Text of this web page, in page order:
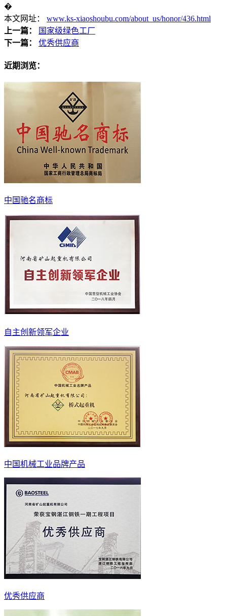
�
本文网址： www.ks-xiaoshoubu.com/about_us/honor/436.html
上一篇：
国家级绿色工厂
下一篇：
优秀供应商
近期浏览：
中国驰名商标
自主创新领军企业
中国机械工业品牌产品
优秀供应商